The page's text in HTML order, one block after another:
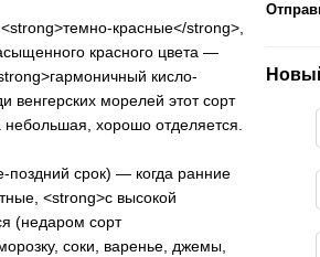
красные</strong>,
красного цвета —
кисло-
морелей этот сорт
небольшая, хорошо отделяется.
срок) — когда ранние
<strong>с высокой
(недаром сорт
соки, варенье, джемы,